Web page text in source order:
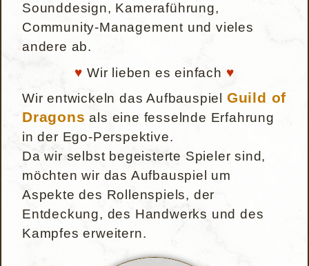
Sounddesign, Kameraführung,
Community-Management und vieles
andere ab.
♥ Wir lieben es einfach ♥
Wir entwickeln das Aufbauspiel Guild of
Dragons als eine fesselnde Erfahrung
in der Ego-Perspektive.
Da wir selbst begeisterte Spieler sind,
möchten wir das Aufbauspiel um
Aspekte des Rollenspiels, der
Entdeckung, des Handwerks und des
Kampfes erweitern.